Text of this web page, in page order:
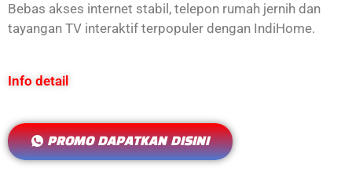
Bebas akses internet stabil, telepon rumah jernih dan
tayangan TV interaktif terpopuler dengan IndiHome.
Info detail
PROMO DAPATKAN DISINI